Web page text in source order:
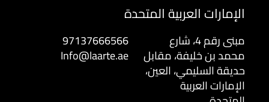
الإمارات العربية المتحدة
مبنى رقم 4، شارع
محمد بن خليفة، مقابل
حديقة السليمي، العين،
الإمارات العربية
97137666566
Info@laarte.ae